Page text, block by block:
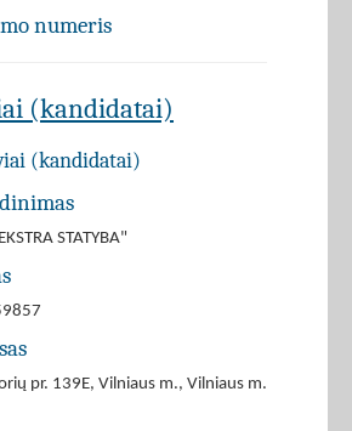
numeris
(kandidatai)
(kandidatai)
STATYBA"
pr. 139E, Vilniaus m., Vilniaus m.